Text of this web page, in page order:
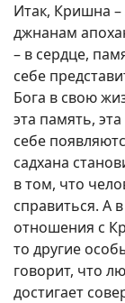
Итак, Кришна
джнанам
– в сердце,
себе
Бога в свою
эта память,
себе
садхана
в том, что
справиться. А
отношения с
то другие
говорит, что
достигает